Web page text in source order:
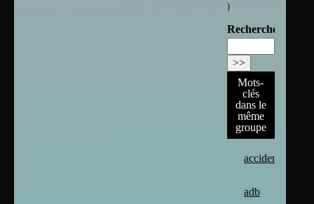
)
Rechercher :
Mots-
clés
dans le
même
groupe
accident
adb